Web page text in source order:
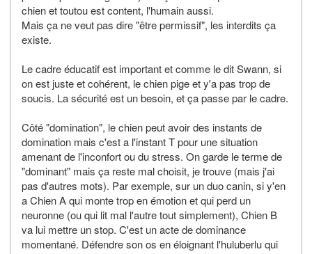
chien et toutou est content, l'humain aussi.
Mais ça ne veut pas dire "être permissif", les interdits ça
existe.
Le cadre éducatif est important et comme le dit Swann, si
on est juste et cohérent, le chien pige et y'a pas trop de
soucis. La sécurité est un besoin, et ça passe par le cadre.
Côté "domination", le chien peut avoir des instants de
domination mais c'est a l'instant T pour une situation
amenant de l'inconfort ou du stress. On garde le terme de
"dominant" mais ça reste mal choisit, je trouve (mais j'ai
pas d'autres mots). Par exemple, sur un duo canin, si y'en
a Chien A qui monte trop en émotion et qui perd un
neuronne (ou qui lit mal l'autre tout simplement), Chien B
va lui mettre un stop. C'est un acte de dominance
momentané. Défendre son os en éloignant l'huluberlu qui